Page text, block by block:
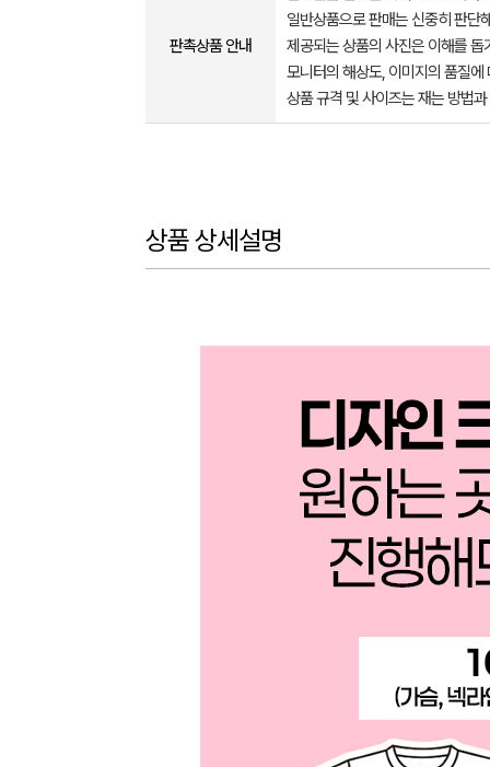
판촉상품 안내
일반상품으로 판매는 신중히 판단
제공되는 상품의 사진은 이해를
모니터의 해상도, 이미지의 품질
상품 규격 및 사이즈는 재는 방법
상품 상세설명